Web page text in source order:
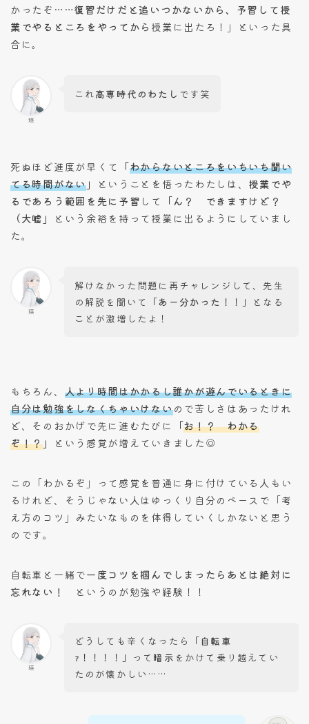
かったぞ……復習だけだと追いつかないから、予習して授
業でやるところをやってから 授業に出たろ！」といった具
合に。
瑛
これ高専時代のわたし です笑
死ぬほど進度が早くて 「わからないところをいちいち聞い
てる時間がない」 ということを悟ったわたしは、 授業でや
るであろう範囲を先に予習 して
「ん？ できますけど？
（大嘘」
という余裕を持って授業に出るようにしていまし
た。
瑛
解けなかった問題に再チャレンジして、先生
の解説を聞いて
「あー分かった！！」
となる
ことが激増したよ！
もちろん、 人より時間はかかるし誰かが遊んでいるときに
自分は勉強をしなくちゃいけないので苦しさはあったけれ
ど、そのおかげで先に進むたびに
「お！？ わかる
ぞ！？」 という感覚が増えていきました◎
この「わかるぞ」って感覚を普通に身に付けている人もい
るけれど、そうじゃない人はゆっくり自分のペースで「考
え方のコツ」みたいなものを体得していくしかないと思う
のです。
自転車と一緒で一度コツを掴んでしまったらあとは絶対に
忘れない！
というのが勉強や経験！！
瑛
どうしても辛くなったら
「自転車
ｧ！！！！」 って 暗示 をかけて乗り越えてい
たのが懐かしい……